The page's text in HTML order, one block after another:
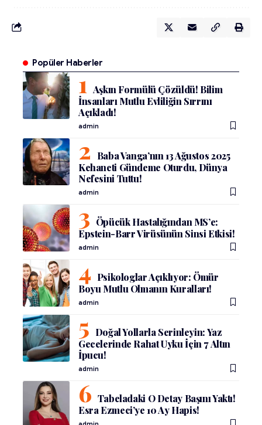
Popüler Haberler
Aşkın Formülü Çözüldü! Bilim
İnsanları Mutlu Evliliğin Sırrını
Açıkladı!
admin
Baba Vanga’nın 13 Ağustos 2025
Kehaneti Gündeme Oturdu, Dünya
Nefesini Tuttu!
admin
Öpücük Hastalığından MS’e:
Epstein-Barr Virüsünün Sinsi Etkisi!
admin
Psikologlar Açıklıyor: Ömür
Boyu Mutlu Olmanın Kuralları!
admin
Doğal Yollarla Serinleyin: Yaz
Gecelerinde Rahat Uyku İçin 7 Altın
İpucu!
admin
Tabeladaki O Detay Başını Yaktı!
Esra Ezmeci’ye 10 Ay Hapis!